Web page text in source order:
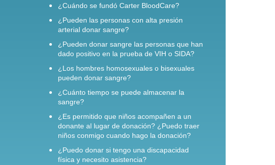
¿Cuándo se fundó Carter BloodCare?
¿Pueden las personas con alta presión
arterial donar sangre?
¿Pueden donar sangre las personas que han
dado positivo en la prueba de VIH o SIDA?
¿Los hombres homosexuales o bisexuales
pueden donar sangre?
¿Cuánto tiempo se puede almacenar la
sangre?
¿Es permitido que niños acompañen a un
donante al lugar de donación? ¿Puedo traer
niños conmigo cuando hago la donación?
¿Puedo donar si tengo una discapacidad
física y necesito asistencia?